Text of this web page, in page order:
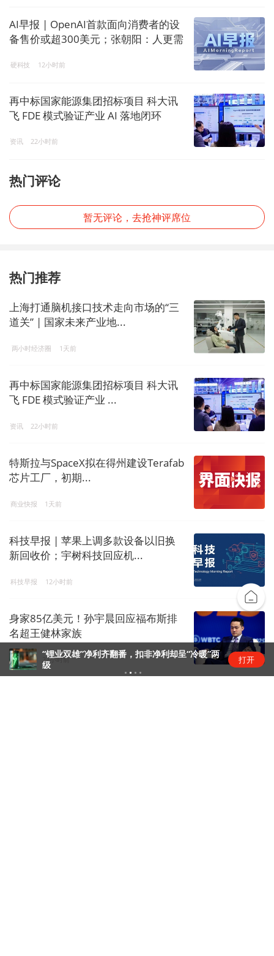
AI早报 | OpenAI首款面向消费者的设
备售价或超300美元；张朝阳：人更需
硬科技 12小时前
再中标国家能源集团招标项目 科大讯
飞 FDE 模式验证产业 AI 落地闭环
资讯 22小时前
热门评论
暂无评论，去抢神评席位
热门推荐
上海打通脑机接口技术走向市场的“三
道关” | 国家未来产业地...
两小时经济圈 1天前
再中标国家能源集团招标项目 科大讯
飞 FDE 模式验证产业 ...
资讯 22小时前
特斯拉与SpaceX拟在得州建设Terafab
芯片工厂，初期...
商业快报 1天前
科技早报 | 苹果上调多款设备以旧换
新回收价；宇树科技回应机...
科技早报 12小时前
身家85亿美元！孙宇晨回应福布斯排
名超王健林家族
金融live 22小时前
“锂业双雄”净利齐翻番，扣非净利却呈“冷暖”两
级
打开